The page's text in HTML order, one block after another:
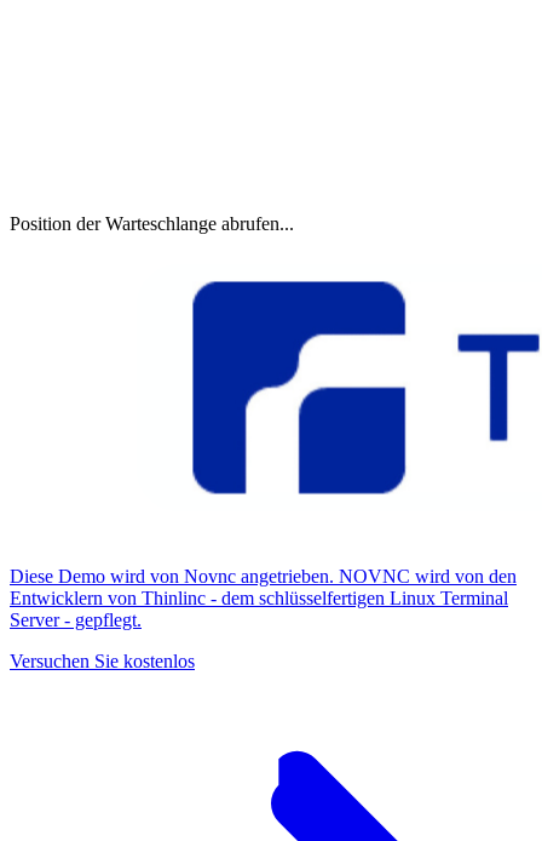
Position der Warteschlange abrufen...
Diese Demo wird von Novnc angetrieben. NOVNC wird von den
Entwicklern von Thinlinc - dem schlüsselfertigen Linux Terminal
Server - gepflegt.
Versuchen Sie kostenlos